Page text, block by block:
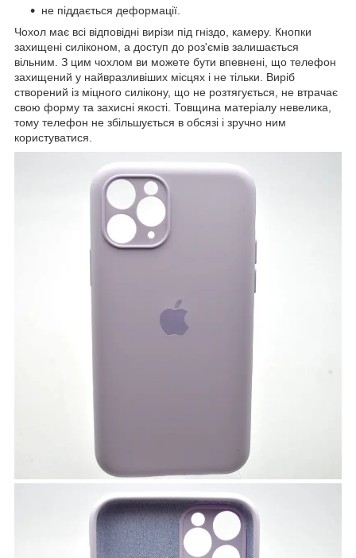
не піддається деформації.
Чохол має всі відповідні вирізи під гніздо, камеру. Кнопки
захищені силіконом, а доступ до роз'ємів залишається
вільним. З цим чохлом ви можете бути впевнені, що телефон
захищений у найвразливіших місцях і не тільки. Виріб
створений із міцного силікону, що не розтягується, не втрачає
свою форму та захисні якості. Товщина матеріалу невелика,
тому телефон не збільшується в обсязі і зручно ним
користуватися.